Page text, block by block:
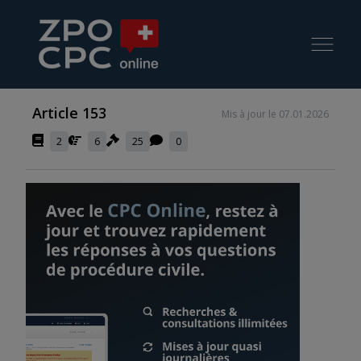
Article 153
Mis à jour le 07.01.2026
2
6 25 0